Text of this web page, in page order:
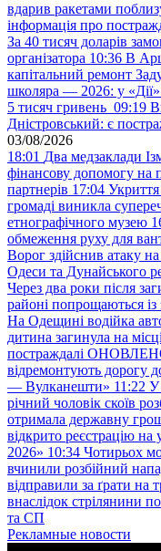
вдарив ракетами
інформація про
За 40 тисяч доларів
організатора 10:36 В
капітальний ремонт
школяра — 2026: у
5 тисяч гривень 09:19
Дністровський: є
03/08/2026
18:01 Два медзаклади
фінансову допомогу на
партнерів 17:04
громаді виникла
етнографічного музею
обмеження руху для
Ворог здійснив атаку
Одеси та Дунайського
Через два роки після
районі попрощаються
На Одещині водійка
дитина загинула на місці
постраждалі
відремонтують дорогу
— Вулканешти» 11:22 У
річний чоловік скоїв
отримала державну
відкрито реєстрацію
2026» 10:34 Чотирьох
вчинили розбійний
відправили за ґрати на
внаслідок стрілянини
та СП
Рекламные новости